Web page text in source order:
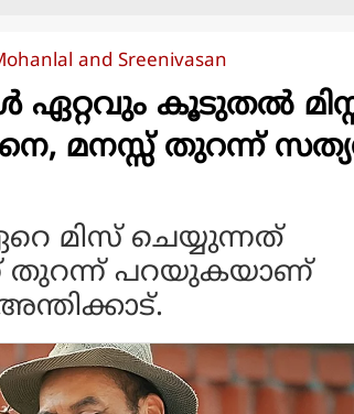
and Sreenivasan
ഏറ്റവും കൂടുതൽ
മനസ്സ് തുറന്ന്
മിസ് ചെയ്യുന്നത്
തുറന്ന് പറയുകയാണ്